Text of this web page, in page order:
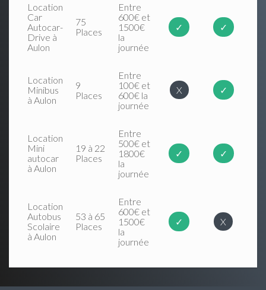
Location
Car
Autocar-
Drive à
Aulon
75
Places
Entre
600€ et
1500€
la
journée
✓ ✓
Location
Minibus
à Aulon
9
Places
Entre
100€ et
600€ la
journée
X ✓
Location
Mini
autocar
à Aulon
19 à 22
Places
Entre
500€ et
1800€
la
journée
✓ ✓
Location
Autobus
Scolaire
à Aulon
53 à 65
Places
Entre
600€ et
1500€
la
journée
✓ X